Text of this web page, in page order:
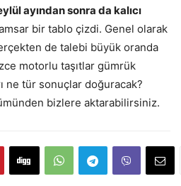
ayından sonra da kalıcı
bir tablo çizdi. Genel olarak
de talebi büyük oranda
motorlu taşıtlar gümrük
ne tür sonuçlar doğuracak?
bizlere aktarabilirsiniz.